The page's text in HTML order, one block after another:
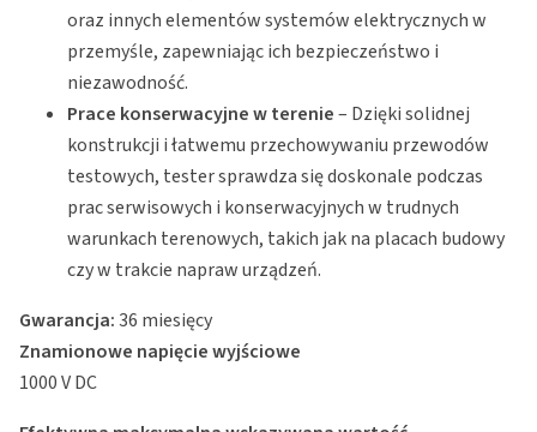
oraz innych elementów systemów elektrycznych w
przemyśle, zapewniając ich bezpieczeństwo i
niezawodność.
Prace konserwacyjne w terenie– Dzięki solidnej
konstrukcji i łatwemu przechowywaniu przewodów
testowych, tester sprawdza się doskonale podczas
prac serwisowych i konserwacyjnych w trudnych
warunkach terenowych, takich jak na placach budowy
czy w trakcie napraw urządzeń.
Gwarancja:36 miesięcy
Znamionowe napięcie wyjściowe
1000 V DC